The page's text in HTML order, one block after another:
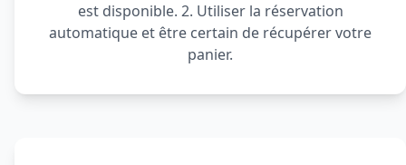
est disponible. 2. Utiliser la réservation
automatique et être certain de récupérer votre
panier.